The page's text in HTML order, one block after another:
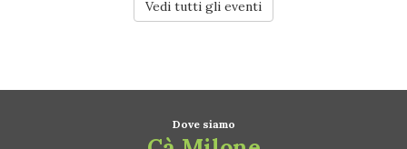
Vedi tutti gli eventi
Dove siamo